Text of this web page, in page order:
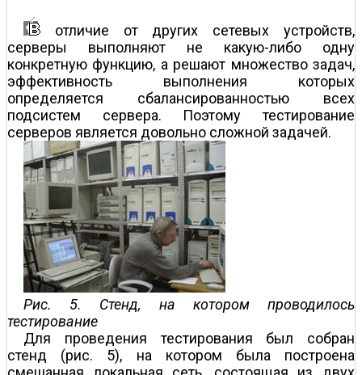
отличие от других сетевых устройств,
серверы выполняют не какую-либо одну
конкретную функцию, а решают множество задач,
эффективность выполнения которых
определяется сбалансированностью всех
подсистем сервера. Поэтому тестирование
серверов является довольно сложной задачей.
Рис. 5. Стенд, на котором проводилось
тестирование
Для проведения тестирования был собран
стенд (рис. 5), на котором была построена